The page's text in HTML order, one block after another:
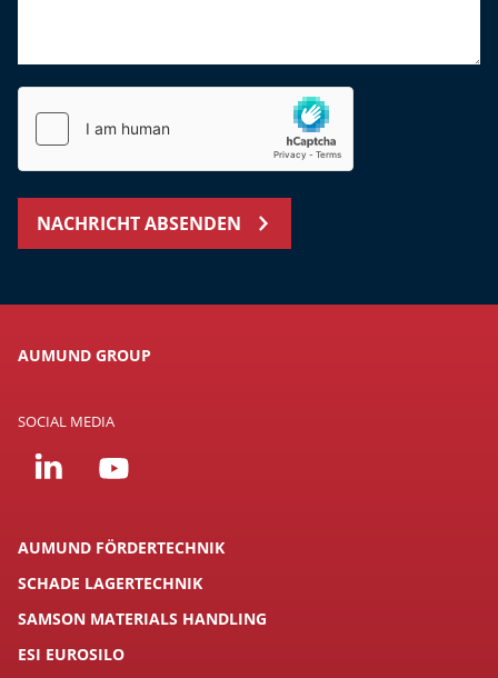
NACHRICHT ABSENDEN
AUMUND GROUP
SOCIAL MEDIA
AUMUND FÖRDERTECHNIK
SCHADE LAGERTECHNIK
SAMSON MATERIALS HANDLING
ESI EUROSILO